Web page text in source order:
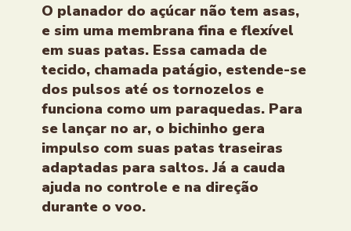
O planador do açúcar não tem asas,
e sim uma membrana fina e flexível
em suas patas. Essa camada de
tecido, chamada patágio, estende-se
dos pulsos até os tornozelos e
funciona como um paraquedas. Para
se lançar no ar, o bichinho gera
impulso com suas patas traseiras
adaptadas para saltos. Já a cauda
ajuda no controle e na direção
durante o voo.